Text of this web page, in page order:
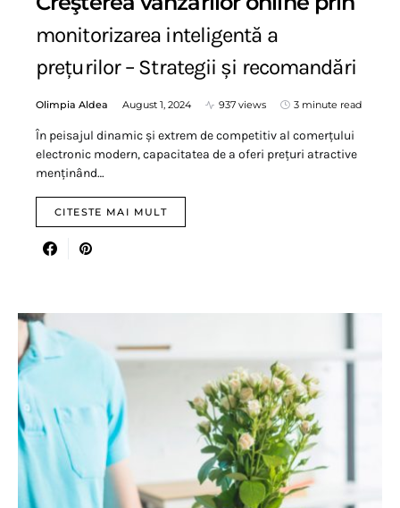
monitorizarea inteligentă a
prețurilor – Strategii și recomandări
Olimpia Aldea August 1, 2024 937 views 3 minute read
În peisajul dinamic și extrem de competitiv al comerțului
electronic modern, capacitatea de a oferi prețuri atractive
menținând…
CITESTE MAI MULT